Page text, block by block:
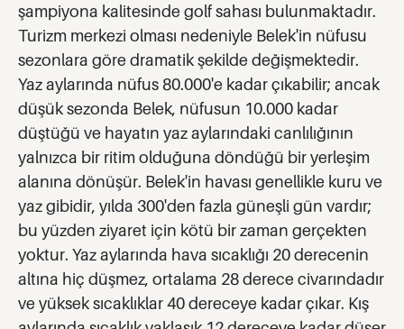
şampiyona kalitesinde golf sahası bulunmaktadır.
Turizm merkezi olması nedeniyle Belek'in nüfusu
sezonlara göre dramatik şekilde değişmektedir.
Yaz aylarında nüfus 80.000'e kadar çıkabilir; ancak
düşük sezonda Belek, nüfusun 10.000 kadar
düştüğü ve hayatın yaz aylarındaki canlılığının
yalnızca bir ritim olduğuna döndüğü bir yerleşim
alanına dönüşür. Belek'in havası genellikle kuru ve
yaz gibidir, yılda 300'den fazla güneşli gün vardır;
bu yüzden ziyaret için kötü bir zaman gerçekten
yoktur. Yaz aylarında hava sıcaklığı 20 derecenin
altına hiç düşmez, ortalama 28 derece civarındadır
ve yüksek sıcaklıklar 40 dereceye kadar çıkar. Kış